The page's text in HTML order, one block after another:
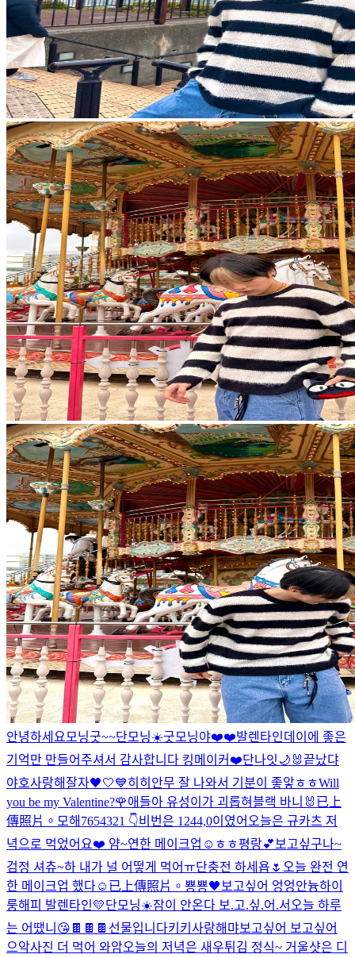
안녕하세요 모닝굿~~단모닝☀️굿모닝야❤️❤️발렌타인데이에 좋은
기억만 만들어주셔서 감사합니다 킹메이커❤️단나잇🌙 🐰끝났댜
야호사랑해잘자🖤🤍💙히히 안무 잘 나와서 기분이 좋앟ㅎㅎWill
you be my Valentine?🌹애들아 유성이가 괴롭혀블랙 바니🐰 已上
傳照片。 모해 7654321 👇비번은 1244,0이였어 오늘은 규카츠 저
녁으로 먹었어요❤️ 얌~연한 메이크업☺️ ㅎㅎ평랑💕 보고싶구나~
검정 셔츄~하 내가 널 어떻게 먹어ㅠ단충전 하세욥🌷 오늘 완전 연
한 메이크업 했다☺️ 已上傳照片。 뿅뿅🖤 보고싶어 엉엉안늉하이
룽해피 발렌타인💛단모닝☀️잠이 안온다 보.고.싶.어.서 오늘 하루
는 어땠니 😘 🍫🍫🍫선물입니다키키 사랑해 먀보고싶어 보고싶어
으악사진 더 먹어 와암오늘의 저녁은 새우튀김 정식~ 거울샷은 디